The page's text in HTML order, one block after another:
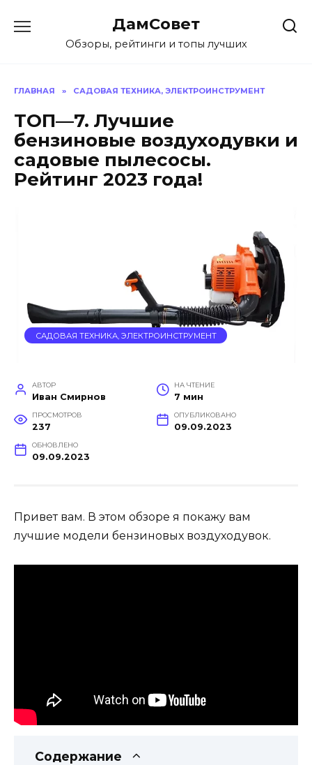
содержанию
ДамСовет
Обзоры, рейтинги и топы лучших
ГЛАВНАЯ » САДОВАЯ ТЕХНИКА, ЭЛЕКТРОИНСТРУМЕНТ
ТОП—7. Лучшие
бензиновые воздуходувки и
садовые пылесосы.
Рейтинг 2023 года!
САДОВАЯ ТЕХНИКА, ЭЛЕКТРОИНСТРУМЕНТ
АВТОР
Иван Смирнов
НА ЧТЕНИЕ
7 мин
ПРОСМОТРОВ
237
ОПУБЛИКОВАНО
09.09.2023
ОБНОВЛЕНО
09.09.2023
Привет вам. В этом обзоре я покажу вам
лучшие модели бензиновых воздуходувок.
Содержание